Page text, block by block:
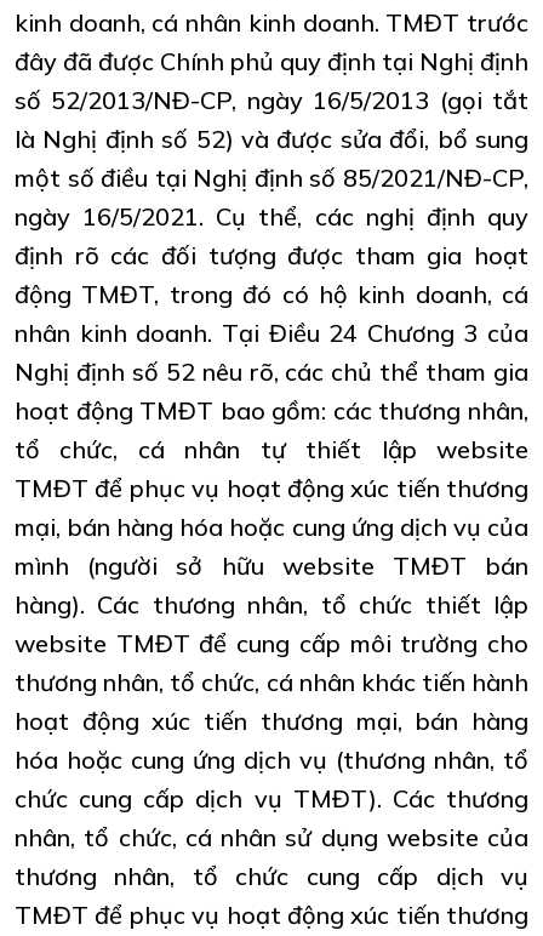
kinh doanh, cá nhân kinh doanh. TMĐT trước
đây đã được Chính phủ quy định tại Nghị định
số 52/2013/NĐ-CP, ngày 16/5/2013 (gọi tắt
là Nghị định số 52) và được sửa đổi, bổ sung
một số điều tại Nghị định số 85/2021/NĐ-CP,
ngày 16/5/2021. Cụ thể, các nghị định quy
định rõ các đối tượng được tham gia hoạt
động TMĐT, trong đó có hộ kinh doanh, cá
nhân kinh doanh. Tại Điều 24 Chương 3 của
Nghị định số 52 nêu rõ, các chủ thể tham gia
hoạt động TMĐT bao gồm: các thương nhân,
tổ chức, cá nhân tự thiết lập website
TMĐT để phục vụ hoạt động xúc tiến thương
mại, bán hàng hóa hoặc cung ứng dịch vụ của
mình (người sở hữu website TMĐT bán
hàng). Các thương nhân, tổ chức thiết lập
website TMĐT để cung cấp môi trường cho
thương nhân, tổ chức, cá nhân khác tiến hành
hoạt động xúc tiến thương mại, bán hàng
hóa hoặc cung ứng dịch vụ (thương nhân, tổ
chức cung cấp dịch vụ TMĐT). Các thương
nhân, tổ chức, cá nhân sử dụng website của
thương nhân, tổ chức cung cấp dịch vụ
TMĐT để phục vụ hoạt động xúc tiến thương